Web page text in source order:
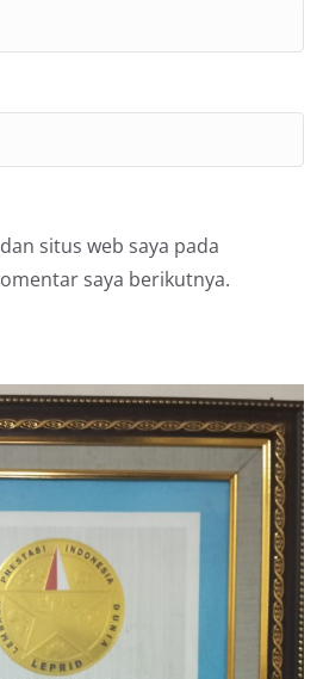
situs web saya pada
saya berikutnya.